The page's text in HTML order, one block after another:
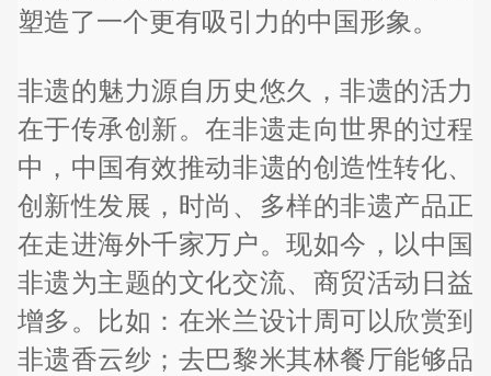
塑造了一个更有吸引力的中国形象。
非遗的魅力源自历史悠久，非遗的活力
在于传承创新。在非遗走向世界的过程
中，中国有效推动非遗的创造性转化、
创新性发展，时尚、多样的非遗产品正
在走进海外千家万户。现如今，以中国
非遗为主题的文化交流、商贸活动日益
增多。比如：在米兰设计周可以欣赏到
非遗香云纱；去巴黎米其林餐厅能够品